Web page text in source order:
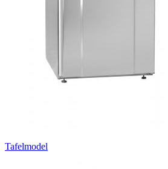
Tafelmodel